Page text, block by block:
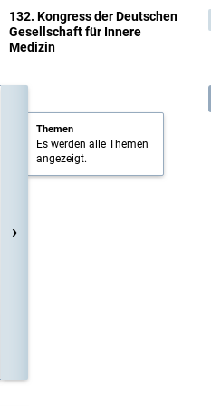
132. Kongress der Deutschen
Gesellschaft für Innere
Medizin
›
Themen
Es werden alle Themen
angezeigt.